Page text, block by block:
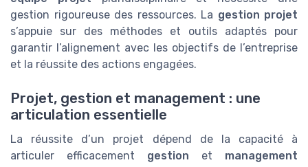
gestion rigoureuse des ressources. La gestion projet
s’appuie sur des méthodes et outils adaptés pour
garantir l’alignement avec les objectifs de l’entreprise
et la réussite des actions engagées.
Projet, gestion et management : une
articulation essentielle
La réussite d’un projet dépend de la capacité à
articuler efficacement gestion et management